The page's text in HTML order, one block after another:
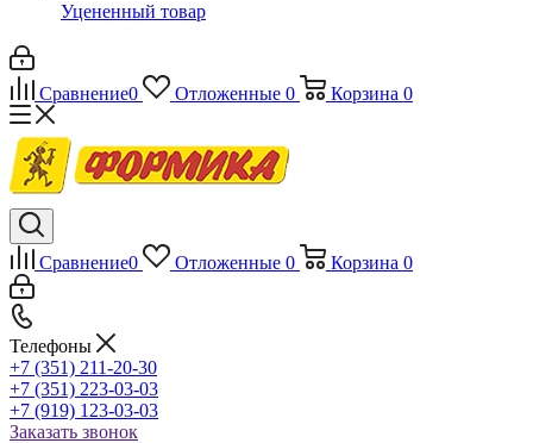
Уцененный товар
Сравнение0 Отложенные 0 Корзина 0
Сравнение0 Отложенные 0 Корзина 0
Телефоны
+7 (351) 211-20-30
+7 (351) 223-03-03
+7 (919) 123-03-03
Заказать звонок